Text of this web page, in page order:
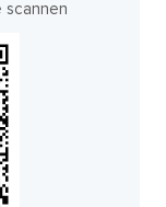
scannen